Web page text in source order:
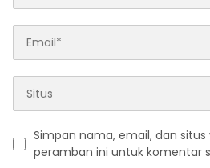
Simpan nama, email, dan situs
peramban ini untuk komentar